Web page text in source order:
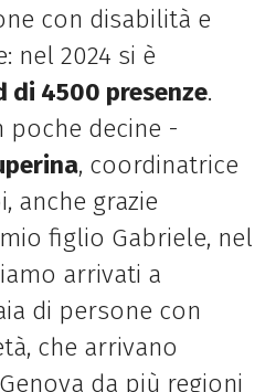
con disabilità e
nel 2024 si è
di 4500 presenze.
poche decine -
, coordinatrice
anche grazie
figlio Gabriele, nel
arrivati a
di persone con
che arrivano
da più regioni